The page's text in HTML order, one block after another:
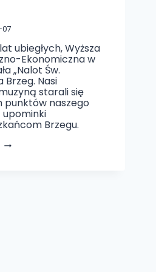
07
ubiegłych, Wyższa
Ekonomiczna w
„Nalot Św.
Brzeg. Nasi
starali się
naszego
Brzegu.
NALOT